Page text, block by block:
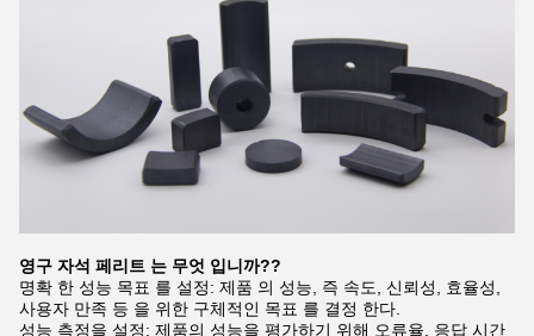
영구 자석 페리트 는 무엇 입니까??
명확 한 성능 목표 를 설정: 제품 의 성능, 즉 속도, 신뢰성, 효율성,
사용자 만족 등 을 위한 구체적인 목표 를 결정 한다.
성능 측정을 설정: 제품의 성능을 평가하기 위해 오류율, 응답 시간